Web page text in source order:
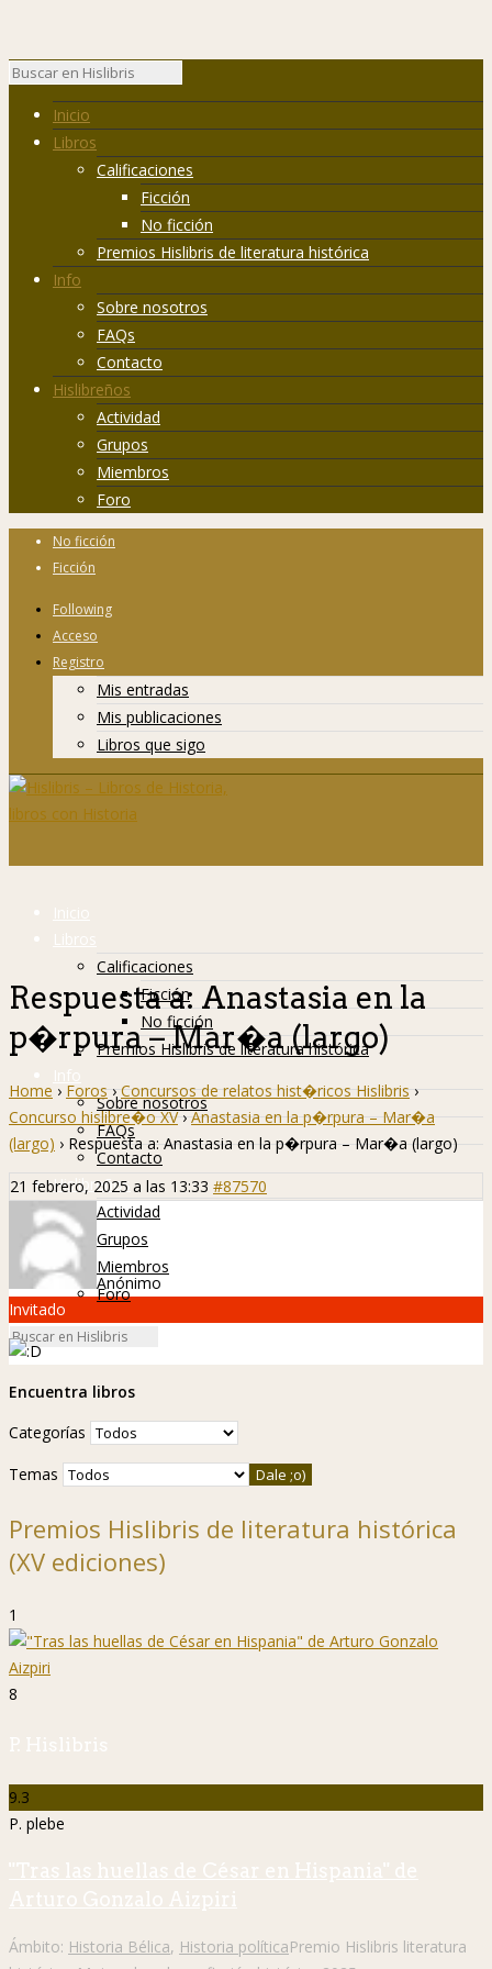
Inicio
Libros
Calificaciones
Ficción
No ficción
Premios Hislibris de literatura histórica
Info
Sobre nosotros
FAQs
Contacto
Hislibreños
Actividad
Grupos
Miembros
Foro
No ficción
Ficción
Following
Acceso
Registro
Mis entradas
Mis publicaciones
Libros que sigo
Inicio
Libros
Calificaciones
Ficción
No ficción
Premios Hislibris de literatura histórica
Info
Sobre nosotros
FAQs
Contacto
Hislibreños
Actividad
Grupos
Miembros
Foro
Respuesta a: Anastasia en la
p�rpura – Mar�a (largo)
Home › Foros › Concursos de relatos hist�ricos Hislibris ›
Concurso hislibre�o XV › Anastasia en la p�rpura – Mar�a
(largo) › Respuesta a: Anastasia en la p�rpura – Mar�a (largo)
21 febrero, 2025 a las 13:33 #87570
Anónimo
Invitado
Encuentra libros
Categorías
Temas
Premios Hislibris de literatura histórica
(XV ediciones)
1
8
P. Hislibris
9.3
P. plebe
"Tras las huellas de César en Hispania" de
Arturo Gonzalo Aizpiri
Ámbito: Historia Bélica, Historia políticaPremio Hislibris literatura